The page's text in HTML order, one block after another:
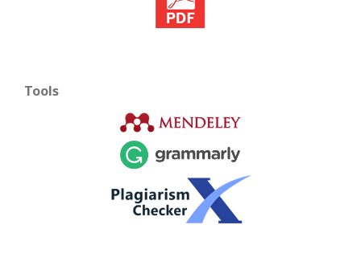
Tools